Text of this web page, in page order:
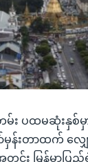
ား
ပထမဆုံးနှစ်မှာ
မှန်းတာထက် လျှ
တွင်း မြန်မာပြ